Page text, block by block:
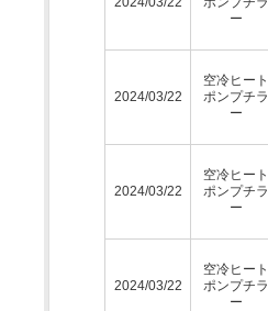
ー
2024/03/22
空冷ヒート
ポンプチラ
ー
2024/03/22
空冷ヒート
ポンプチラ
ー
2024/03/22
空冷ヒート
ポンプチラ
ー